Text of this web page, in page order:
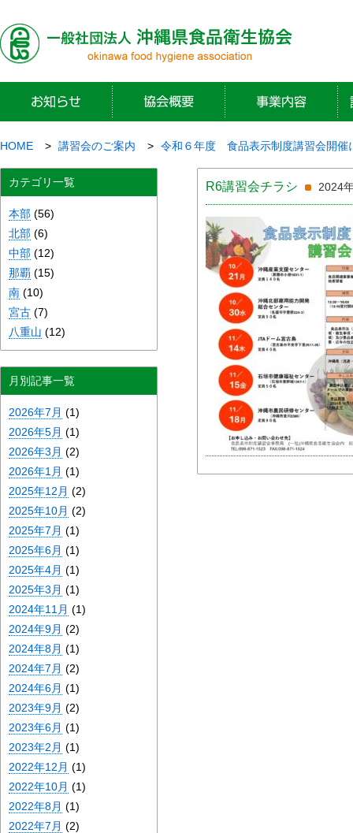
HOME 講習会のご案内 令和６年度 食品表示制度講習会開催
カテゴリ一覧
本部 (56)
北部 (6)
中部 (12)
那覇 (15)
南 (10)
宮古 (7)
八重山 (12)
月別記事一覧
2026年7月 (1)
2026年5月 (1)
2026年3月 (2)
2026年1月 (1)
2025年12月 (2)
2025年10月 (2)
2025年7月 (1)
2025年6月 (1)
2025年4月 (1)
2025年3月 (1)
2024年11月 (1)
2024年9月 (2)
2024年8月 (1)
2024年7月 (2)
2024年6月 (1)
2023年9月 (2)
2023年6月 (1)
2023年2月 (1)
2022年12月 (1)
2022年10月 (1)
2022年8月 (1)
2022年7月 (2)
R6講習会チラシ 2024